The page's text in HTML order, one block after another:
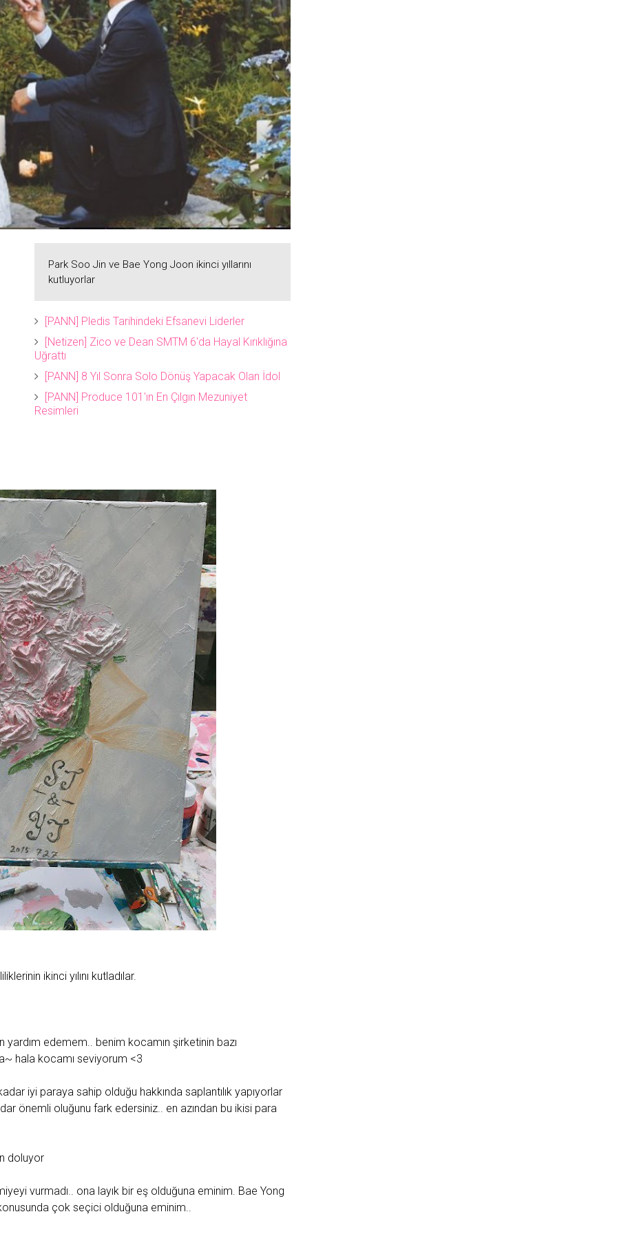
Park Soo Jin ve Bae Yong Joon ikinci yıllarını
kutluyorlar
[PANN] Pledis Tarihindeki Efsanevi Liderler
[Netizen] Zico ve Dean SMTM 6'da Hayal Kırıklığına
Uğrattı
[PANN] 8 Yıl Sonra Solo Dönüş Yapacak Olan İdol
[PANN] Produce 101'ın En Çılgın Mezuniyet
Resimleri
ikinci yılını kutladılar.
yardım edemem.. benim kocamın şirketinin bazı
hala kocamı seviyorum <3
iyi paraya sahip olduğu hakkında saplantılık yapıyorlar
önemli oluğunu fark edersiniz.. en azından bu ikisi para
doluyor
vurmadı.. ona layık bir eş olduğuna eminim. Bae Yong
çok seçici olduğuna eminim..